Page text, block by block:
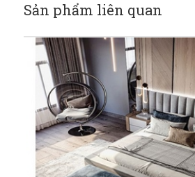
Sản phẩm liên quan